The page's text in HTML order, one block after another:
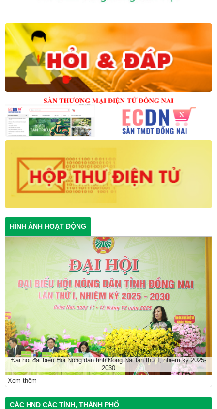
HÌNH ẢNH HOẠT ĐỘNG
Đại hội đại biểu Hội Nông dân tỉnh Đồng Nai lần thứ I, nhiệm kỳ 2025-
2030
Xem thêm
CÁC HND CÁC TỈNH, THÀNH PHỐ